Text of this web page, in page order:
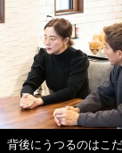
背後にうつるのはこ